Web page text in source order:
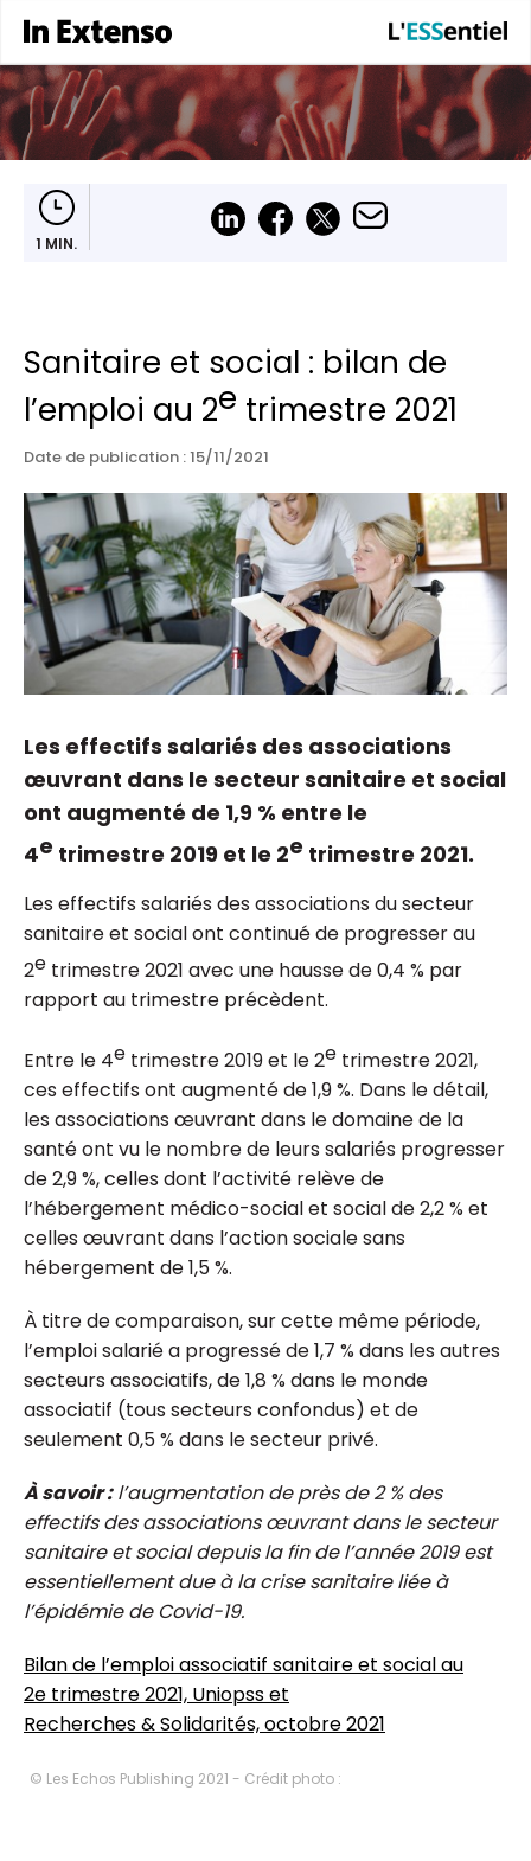
1 MIN.
Sanitaire et social : bilan de
l’emploi au 2e trimestre 2021
Date de publication :15/11/2021
Les effectifs salariés des associations
œuvrant dans le secteur sanitaire et social
ont augmenté de 1,9 % entre le
4e trimestre 2019 et le 2e trimestre 2021.
Les effectifs salariés des associations du secteur
sanitaire et social ont continué de progresser au
2e trimestre 2021 avec une hausse de 0,4 % par
rapport au trimestre précèdent.
Entre le 4e trimestre 2019 et le 2e trimestre 2021,
ces effectifs ont augmenté de 1,9 %. Dans le détail,
les associations œuvrant dans le domaine de la
santé ont vu le nombre de leurs salariés progresser
de 2,9 %, celles dont l’activité relève de
l’hébergement médico-social et social de 2,2 % et
celles œuvrant dans l’action sociale sans
hébergement de 1,5 %.
À titre de comparaison, sur cette même période,
l’emploi salarié a progressé de 1,7 % dans les autres
secteurs associatifs, de 1,8 % dans le monde
associatif (tous secteurs confondus) et de
seulement 0,5 % dans le secteur privé.
À savoir :l’augmentation de près de 2 % des
effectifs des associations œuvrant dans le secteur
sanitaire et social depuis la fin de l’année 2019 est
essentiellement due à la crise sanitaire liée à
l’épidémie de Covid-19.
Bilan de l’emploi associatif sanitaire et social au
2e trimestre 2021, Uniopss et
Recherches & Solidarités, octobre 2021
© Les Echos Publishing 2021 - Crédit photo :